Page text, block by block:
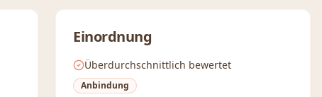
Einordnung
Überdurchschnittlich bewertet
Anbindung